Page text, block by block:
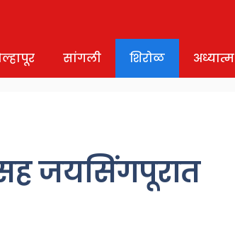
सांगली शिरोळ अध्यात्म
जयसिंगपूरात